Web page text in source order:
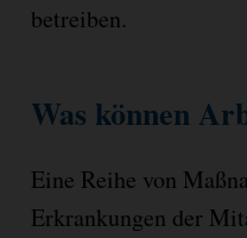
betreiben.
Was können
Eine Reihe von
Erkrankungen der